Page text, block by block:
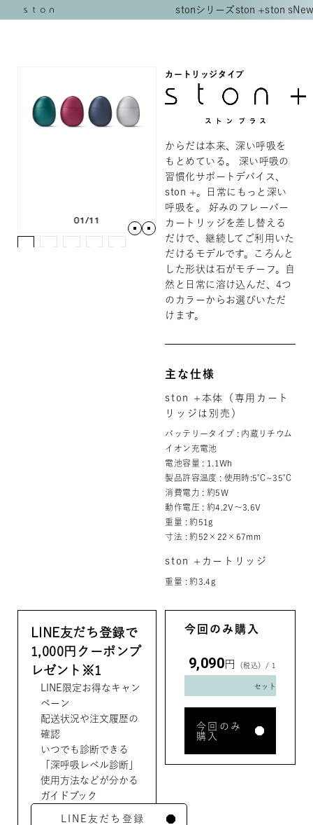
stonシリーズ ston +ston s
01/11
カートリッジタイプ
からだは本来、深い呼吸を
もとめている。 深い呼吸の
習慣化サポートデバイス、
ston +。日常にもっと深い
呼吸を。 好みのフレーバー
カートリッジを差し替える
だけで、継続してご利用いた
だけるモデルです。ころんと
した形状は石がモチーフ。自
然と日常に溶け込んだ、4つ
のカラーからお選びいただ
けます。
主な仕様
ston +本体（専用カート
リッジは別売）
バッテリータイプ : 内蔵リチウム
イオン充電池
電池容量 : 1.1Wh
製品許容温度 : 使用時:5℃~35℃
消費電力 : 約5W
動作電圧 : 約4.2V〜3.6V
重量 : 約51g
寸法 : 約52×22×67mm
ston +カートリッジ
重量 : 約3.4g
LINE友だち登録で
1,000円クーポンプ
レゼント ※1
LINE限定お得なキャン
ペーン
配送状況や注文履歴の
確認
いつでも診断できる
「深呼吸レベル診断」
使用方法などが分かる
ガイドブック
LINE友だち登録
今回のみ購入
9,090円 （税込）/ 1
セット
今回のみ
購入